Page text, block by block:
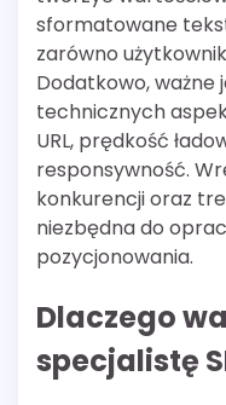
sformatowane
zarówno
Dodatkowo, ważne
technicznych
URL, prędkość
responsywność.
konkurencji oraz
niezbędna do
pozycjonowania.
Dlaczego
specjalistę